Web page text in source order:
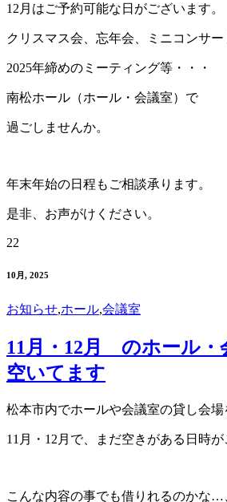
12月はご予約可能な日がございます。
クリスマス会、忘年会、ミニコンサー
2025年締めのミーティング等・・・
南松ホール（ホール・会議室）で
過ごしませんか。
年末年始の日程もご相談承ります。
是非、お声がけください。
22
10月, 2025
お知らせ,ホール,会議室
11月・12月 のホール・
空いてます
松本市内でホールや会議室の貸し会場
11月・12月で、まだ空きがある日時が
こんな内容の事でも借りれるのかな…